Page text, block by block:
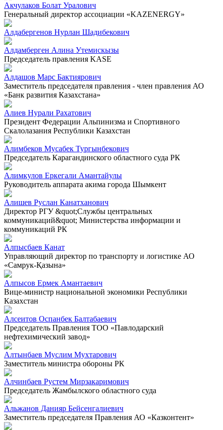
Акчулаков Болат Уралович
Генеральный директор ассоциации «KAZENERGY»
Алдабергенов Нурлан Шадибекович
Алдамберген Алина Утемискызы
Председатель правления KASE
Алдашов Марс Бактиярович
Заместитель председателя правления - член правления АО
«Банк развития Казахстана»
Алиев Нурали Рахатович
Президент Федерации Альпинизма и Спортивного
Скалолазания Республики Казахстан
Алимбеков Мусабек Тургынбекович
Председатель Карагандинского областного суда РК
Алимкулов Еркегали Амантайулы
Руководитель аппарата акима города Шымкент
Алишев Руслан Канатханович
Директор РГУ &quot;Службы центральных
коммуникаций&quot; Министерства информации и
коммуникаций РК
Алпысбаев Канат
Управляющий директор по транспорту и логистике АО
«Самрук-Қазына»
Алпысов Ермек Амантаевич
Вице-министр национальной экономики Республики
Казахстан
Алсеитов Оспанбек Балтабаевич
Председатель Правления ТОО «Павлодарский
нефтехимический завод»
Алтынбаев Муслим Мухтарович
Заместитель министра обороны РК
Алчинбаев Рустем Мирзакаримович
Председатель Жамбылского областного суда
Альжанов Данияр Бейсенгалиевич
Заместитель председателя Правления АО «Казконтент»